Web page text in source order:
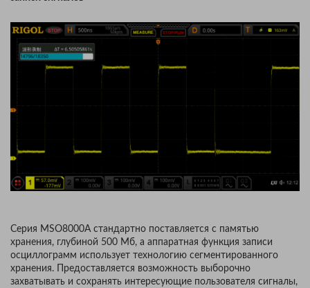
Серия MSO8000A стандартно поставляется с памятью
хранения, глубиной 500 Мб, а аппаратная функция записи
осциллограмм использует технологию сегментированного
хранения. Предоставляется возможность выборочно
захватывать и сохранять интересующие пользователя сигналы,